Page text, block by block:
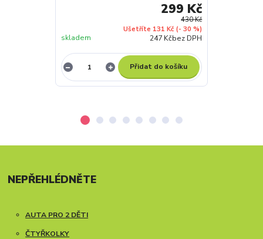
430 Kč
Ušetříte 131 Kč (- 30 %)
299 Kč
247 Kčbez DPH
skladem
Přidat do košíku
NEPŘEHLÉDNĚTE
AUTA PRO 2 DĚTI
ČTYŘKOLKY